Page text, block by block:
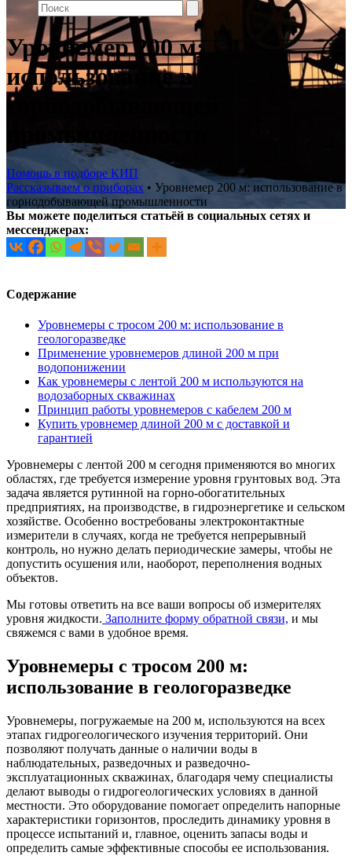
Уровнемер 200 м:
использование в
горнодобывающей
промышленности
Помощь в подборе КИП
Рассказываем о приборах • Уровнемер 200 м: использование в
горнодобывающей промышленности
Вы можете поделиться статьёй в социальных сетях и
мессенджерах:
Содержание
Уровнемеры с тросом 200 м: использование в
геологоразведке
Применение уровнемеров длиной 200 м при
водопонижении
Как уровнемеры с лентой 200 м используются на
водозаборных скважинах
Принцип работы уровнемеров с кабелем 200 м
Купить уровнемер длиной 200 м с доставкой и
гарантией
Уровнемеры с лентой 200 м сегодня применяются во многих
областях, где требуется измерение уровня грунтовых вод. Эта
задача является рутинной на горно-обогатительных
предприятиях, на производстве, в гидроэнергетике и сельском
хозяйстве. Особенно востребованы электроконтактные
измерители в случаях, когда не требуется непрерывный
контроль, но нужно делать периодические замеры, чтобы не
допустить осушения или, наоборот, переполнения водных
объектов.
Мы готовы ответить на все ваши вопросы об измерителях
уровня жидкости. Заполните форму обратной связи, и мы
свяжемся с вами в удобное время.
Уровнемеры с тросом 200 м:
использование в геологоразведке
Уровнемеры, погружаемые на 200 м, используются на всех
этапах гидрогеологического изучения территорий. Они
позволяют получать данные о наличии воды в
наблюдательных, разведочных и разведочно-
эксплуатационных скважинах, благодаря чему специалисты
делают выводы о гидрогеологических условиях в данной
местности. Это оборудование помогает определить напорные
характеристики горизонтов, проследить динамику уровня в
процессе испытаний и, главное, оценить запасы воды и
определить самые эффективные способы ее использования.